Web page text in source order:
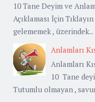
10 Tane Deyim ve
Açıklaması İçin
gelememek , üzerindek...
Anlamları
Anlamları
10 Tane
Tutumlu olmayan ,